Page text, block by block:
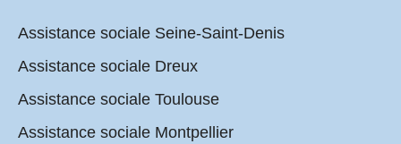
Assistance sociale Seine-Saint-Denis
Assistance sociale Dreux
Assistance sociale Toulouse
Assistance sociale Montpellier